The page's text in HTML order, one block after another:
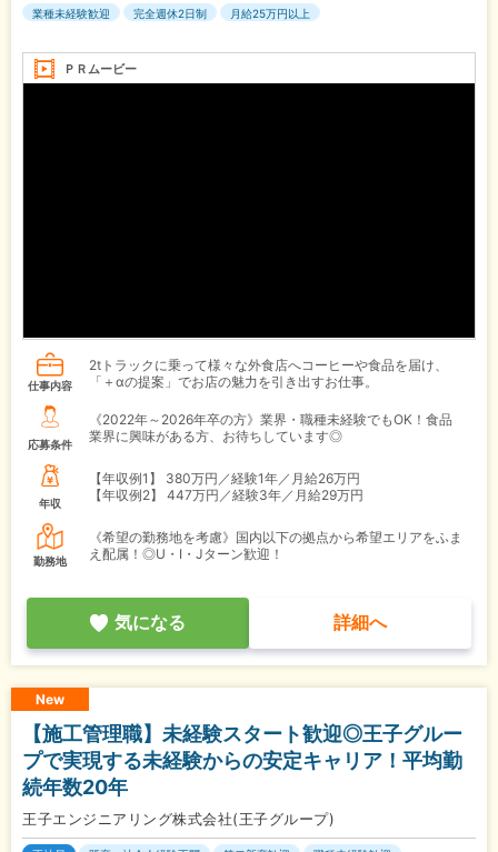
業種未経験歓迎
完全週休2日制 月給25万円以上
ＰＲムービー
仕事内容
2tトラックに乗って様々な外食店へコーヒーや食品を届け、
「＋αの提案」でお店の魅力を引き出すお仕事。
応募条件
《2022年～2026年卒の方》業界・職種未経験でもOK！食品
業界に興味がある方、お待ちしています◎
年収
【年収例1】
380万円／経験1年／月給26万円
【年収例2】
447万円／経験3年／月給29万円
勤務地
《希望の勤務地を考慮》国内以下の拠点から希望エリアをふま
え配属！◎U・I・Jターン歓迎！
気になる 詳細へ
New
【施工管理職】未経験スタート歓迎◎王子グルー
プで実現する未経験からの安定キャリア！平均勤
続年数20年
王子エンジニアリング株式会社(王子グループ)